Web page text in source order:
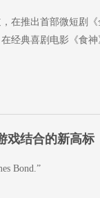
在推出首部微短剧
经典喜剧电影《食
戏结合的新高标
Bond.”